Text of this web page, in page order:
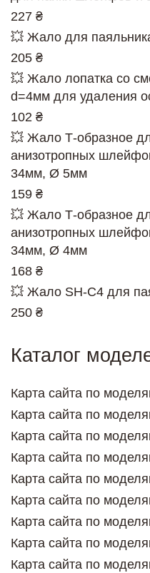
227 ₴
💥 Жало для
205 ₴
💥 Жало лопатка со
d=4мм для удаления
102 ₴
💥 Жало Т-образное
анизотропных
34мм, Ø 5мм
159 ₴
💥 Жало Т-образное
анизотропных
34мм, Ø 4мм
168 ₴
💥 Жало SH-C4 для
250 ₴
Каталог
Карта сайта по
Карта сайта по
Карта сайта по
Карта сайта по
Карта сайта по
Карта сайта по
Карта сайта по
Карта сайта по
Карта сайта по